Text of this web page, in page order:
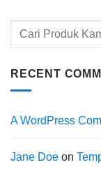
RECENT
A WordPress
Jane Doe on